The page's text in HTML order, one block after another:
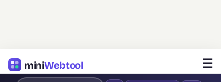
miniWebtool ☰